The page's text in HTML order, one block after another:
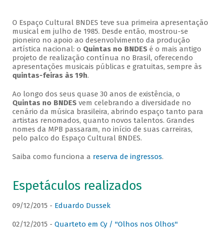
O Espaço Cultural BNDES teve sua primeira apresentação
musical em julho de 1985. Desde então, mostrou-se
pioneiro no apoio ao desenvolvimento da produção
artística nacional: o Quintas no BNDESé o mais antigo
projeto de realização contínua no Brasil, oferecendo
apresentações musicais públicas e gratuitas, sempre às
quintas-feiras às 19h.
Ao longo dos seus quase 30 anos de existência, o
Quintas no BNDESvem celebrando a diversidade no
cenário da música brasileira, abrindo espaço tanto para
artistas renomados, quanto novos talentos. Grandes
nomes da MPB passaram, no início de suas carreiras,
pelo palco do Espaço Cultural BNDES.
Saiba como funciona a reserva de ingressos.
Espetáculos realizados
09/12/2015 - Eduardo Dussek
02/12/2015 - Quarteto em Cy / "Olhos nos Olhos"